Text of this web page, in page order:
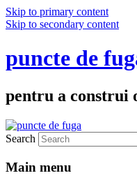
Skip to primary content
Skip to secondary content
puncte de
pentru a construi
Search
Main menu